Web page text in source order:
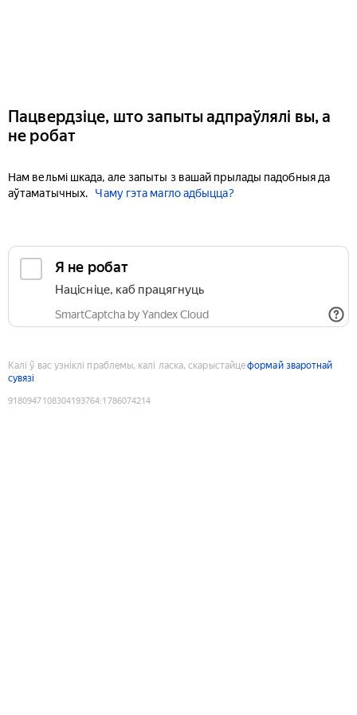
Пацвердзіце, што запыты адпраўлялі вы, а
не робат
Нам вельмі шкада, але запыты з вашай прылады падобныя да
аўтаматычных.
Чаму гэта магло адбыцца?
Я не робат
Націсніце, каб працягнуць
SmartCaptcha by Yandex Cloud
Калі ў вас узніклі праблемы, калі ласка, скарыстайцеформай зваротнай
сувязі
9180947108304193764:1786074214